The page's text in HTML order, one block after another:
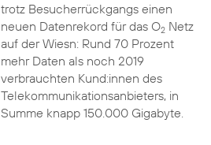
trotz Besucherrückgangs einen
neuen Datenrekord für das O2Netz
auf der Wiesn: Rund 70 Prozent
mehr Daten als noch 2019
verbrauchten Kund:innen des
Telekommunikationsanbieters, in
Summe knapp 150.000 Gigabyte.